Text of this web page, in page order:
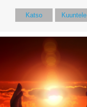
Katso Kuuntele